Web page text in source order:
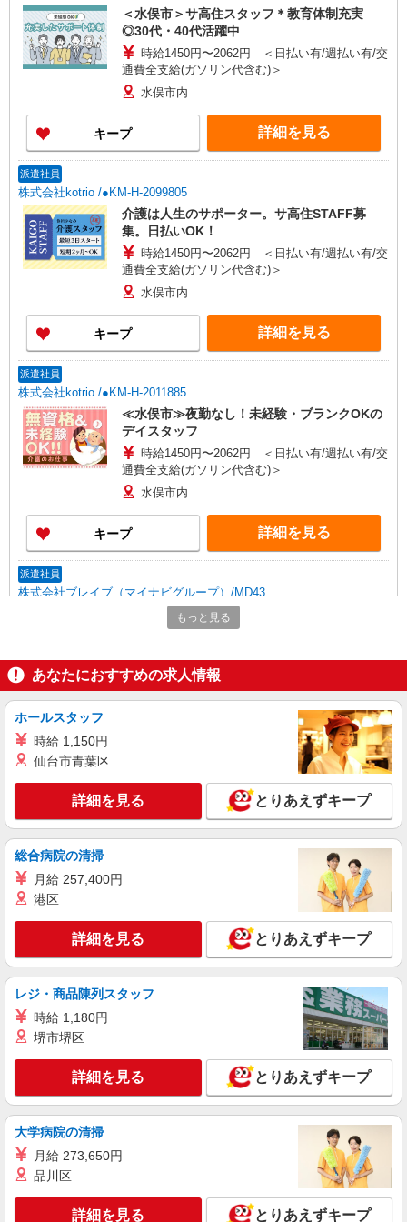
＜水俣市＞サ高住スタッフ＊教育体制充実
◎30代・40代活躍中
時給1450円〜2062円 ＜日払い有/週払い有/交
通費全支給(ガソリン代含む)＞
水俣市内
キープ 詳細を見る
派遣社員
株式会社kotrio /●KM-H-2099805
介護は人生のサポーター。サ高住STAFF募
集。日払いOK！
時給1450円〜2062円 ＜日払い有/週払い有/交
通費全支給(ガソリン代含む)＞
水俣市内
キープ 詳細を見る
派遣社員
株式会社kotrio /●KM-H-2011885
≪水俣市≫夜勤なし！未経験・ブランクOKの
デイスタッフ
時給1450円〜2062円 ＜日払い有/週払い有/交
通費全支給(ガソリン代含む)＞
水俣市内
キープ 詳細を見る
派遣社員
株式会社ブレイブ（マイナビグループ）/MD43
介護スタッフ ◆デイサービス、サービス付き
高齢者向け住宅、グループホームなど様々な勤
る） 経験者：時給1450〜1650円（資格・経験によ
る） ◎月収例 時給1650円×1日8時間×22日（週5
日）＝29万400円 ◆昇給あり ◆支払い方法 ※日払
い/週払い/月払い対応も可能です。詳しくは面談時
にご相談ください。 ◆交通費：別途全額支給 ※当
熊本県水俣市 【最寄駅】 ◆各線「新水俣駅」
◆肥薩おれんじ鉄道「袋駅」 ◆肥薩おれんじ鉄道
キープ 詳細を見る
株式会社kotrio /●KM-H-2067370
水俣市/未経験OK★誰かの支えになれる人に！
時給1450円〜2062円 ＜日払い有/週払い有/交
通費全支給(ガソリン代含む)＞
キープ 詳細を見る
派遣社員
株式会社kotrio /●KM-H-2094073
＜面接なし＞デイサービスでリハビリ補助・送
時給1450円〜2062円 ＜日払い有/週払い有/交
通費全支給(ガソリン代含む)＞
水俣市内
キープ 詳細を見る
株式会社kotrio /●KM-H-2069342
もっと見る
あなたにおすすめの求人情報
ホールスタッフ
時給 1,150円
仙台市青葉区
詳細を見る とりあえずキープ
総合病院の清掃
月給 257,400円
港区
詳細を見る とりあえずキープ
レジ・商品陳列スタッフ
時給 1,180円
堺市堺区
詳細を見る とりあえずキープ
大学病院の清掃
月給 273,650円
品川区
詳細を見る とりあえずキープ